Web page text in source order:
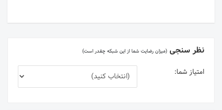
نظر سنجی (میزان رضایت شما از این شبکه چقدر است)
امتیاز شما: